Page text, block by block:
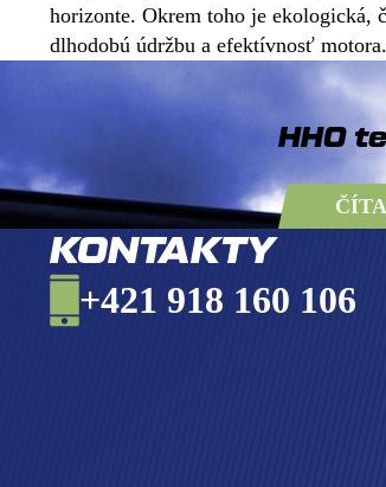
horizonte. Okrem toho je ekologická,
dlhodobú údržbu a efektívnosť motora.
HHO
KONTAKTY
+421 918 160 106